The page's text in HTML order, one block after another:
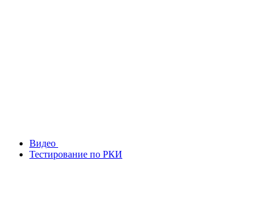
Видео
Тестирование по РКИ